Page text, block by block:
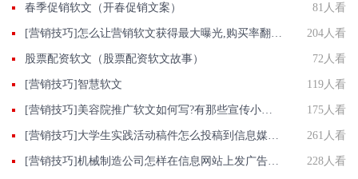
春季促销软文（开春促销文案） 81人看
204人看
股票配资软文（股票配资软文故事） 72人看
[营销技巧]智慧软文 119人看
175人看
261人看
228人看